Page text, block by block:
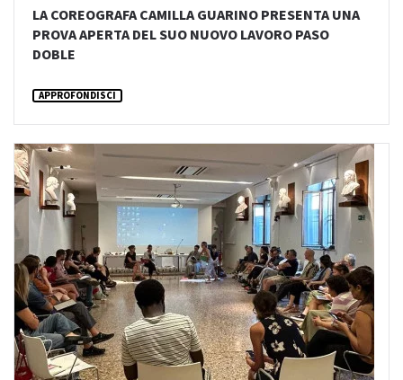
LA COREOGRAFA CAMILLA GUARINO PRESENTA UNA
PROVA APERTA DEL SUO NUOVO LAVORO PASO
DOBLE
APPROFONDISCI